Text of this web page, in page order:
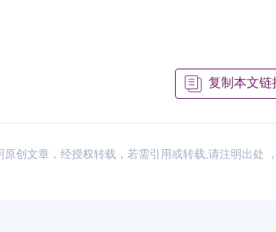
复制本文链
创文章，经授权转载，若需引用或转载,请注明出处
07-07
适合什么专业的人 06-28 CIMA年费多